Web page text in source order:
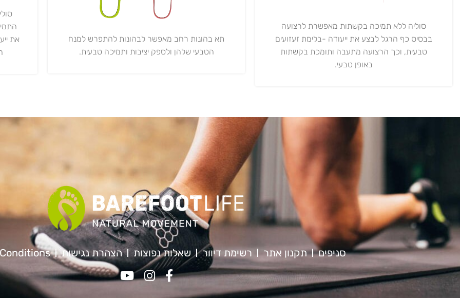
סוליה ללא תמיכה בקשתות מאפשרת לרצועה
בבסיס כף הרגל לבצע את ייעודה -בלימת זעזועים
טבעית, וכך הרצועה מתעבה ותומכת בקשתות
באופן טבעי.
תא בהונות רחב מאפשר לבהונות להתפרש למנח
הטבעי שלהן ולספק יציבות ותמיכה טבעית.
את
סניפים תקנון אתר רשימת דיוור שאלות נפוצות הצהרת נגישות